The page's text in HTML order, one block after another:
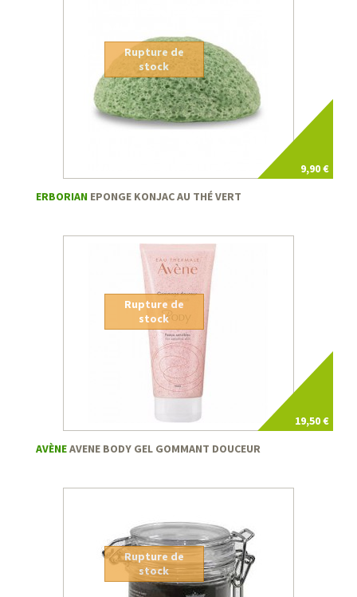
9,90 €
Rupture de
stock
ERBORIAN EPONGE KONJAC AU THÉ VERT
19,50 €
Rupture de
stock
AVÈNEAVENE BODY GEL GOMMANT DOUCEUR
Rupture de
stock